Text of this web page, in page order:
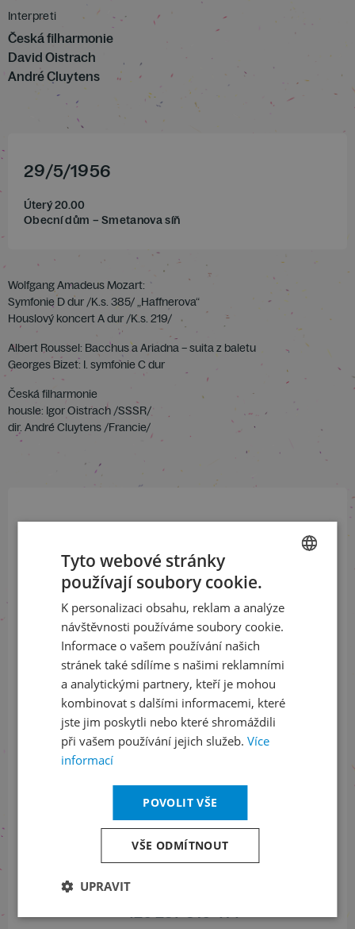
Interpreti
Česká filharmonie
David Oistrach
André Cluytens
29/5/1956
Úterý 20.00
Obecní dům – Smetanova síň
Wolfgang Amadeus Mozart:
Symfonie D dur /K.s. 385/ „Haffnerova“
Houslový koncert A dur /K.s. 219/
Albert Roussel: Bacchus a Ariadna – suita z baletu
Georges Bizet: I. symfonie C dur
Česká filharmonie
housle: Igor Oistrach /SSSR/
dir. André Cluytens /Francie/
ODEBÍRAT NEWSLETTER
Sledujte nás na sociálních sítích
LinkedInflickr
+420 461 049 232
+420 257 310 414
ENGLISH
Tyto webové stránky
používají soubory cookie.
K personalizaci obsahu, reklam a analýze
návštěvnosti používáme soubory cookie.
Informace o vašem používání našich
stránek také sdílíme s našimi reklamními
a analytickými partnery, kteří je mohou
kombinovat s dalšími informacemi, které
jste jim poskytli nebo které shromáždili
při vašem používání jejich služeb. Více
informací
POVOLIT VŠE
VŠE ODMÍTNOUT
UPRAVIT